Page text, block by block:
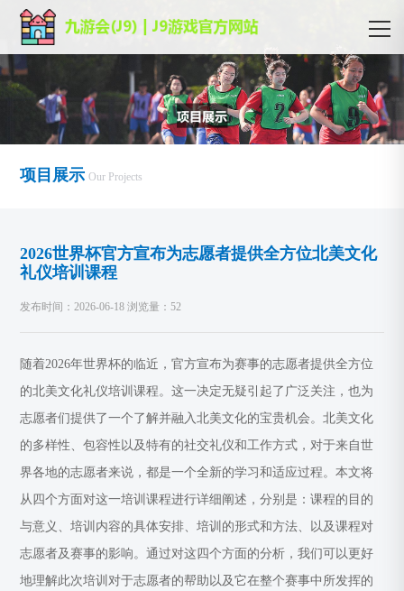
项目展示 Our Projects
2026世界杯官方宣布为志愿者提供全方位北美文化
礼仪培训课程
发布时间：2026-06-18 浏览量：52
随着2026年世界杯的临近，官方宣布为赛事的志愿者提供全方位
的北美文化礼仪培训课程。这一决定无疑引起了广泛关注，也为
志愿者们提供了一个了解并融入北美文化的宝贵机会。北美文化
的多样性、包容性以及特有的社交礼仪和工作方式，对于来自世
界各地的志愿者来说，都是一个全新的学习和适应过程。本文将
从四个方面对这一培训课程进行详细阐述，分别是：课程的目的
与意义、培训内容的具体安排、培训的形式和方法、以及课程对
志愿者及赛事的影响。通过对这四个方面的分析，我们可以更好
地理解此次培训对于志愿者的帮助以及它在整个赛事中所发挥的